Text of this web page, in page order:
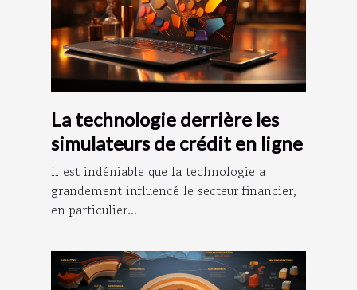
La technologie derrière les
simulateurs de crédit en ligne
Il est indéniable que la technologie a
grandement influencé le secteur financier,
en particulier...